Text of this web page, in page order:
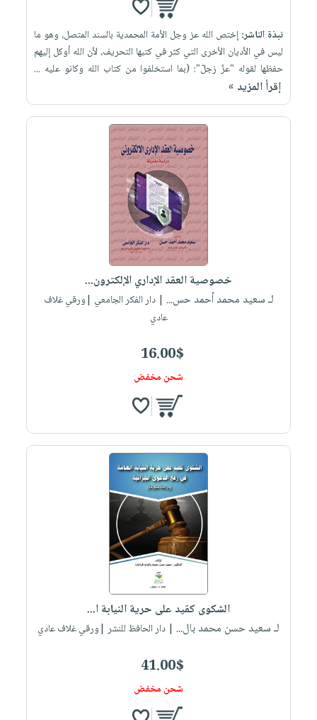
نبذة الناشر:إختص الله عز وجل الأمة المحمدية بالسند المتصل، وهو ما
ليس في الأديان الأخرى التي كثر في كتبها التحريف، لأن الله أوكل إليهم
حفظها لقوله "عزّ زجلّ": (بما استخلفوا من كتاب الله وكانو عليه ...
إقرأ المزيد »
خصوصية العقد الإداري الإلكترون...
لـ سعيد محمد أحمد حس... | دار الفكر الجامعي |ورقي غلاف
عادي
16.00$
شحن مخفض
الشكوى كقيد على حرية النيابة ا...
لـ سعيد حسن محمد بال... | دار الحافظ للنشر |ورقي غلاف عادي
41.00$
شحن مخفض